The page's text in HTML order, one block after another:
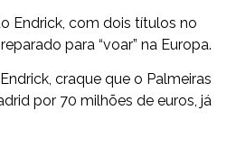
Endrick, com dois títulos no
para “voar” na Europa.
craque que o Palmeiras
por 70 milhões de euros, já